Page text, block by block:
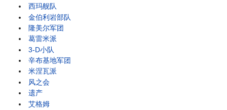
西玛舰队
金伯利岩部队
隆美尔军团
葛雷米派
3-D小队
辛布基地军团
米涅瓦派
风之会
遗产
艾格姆